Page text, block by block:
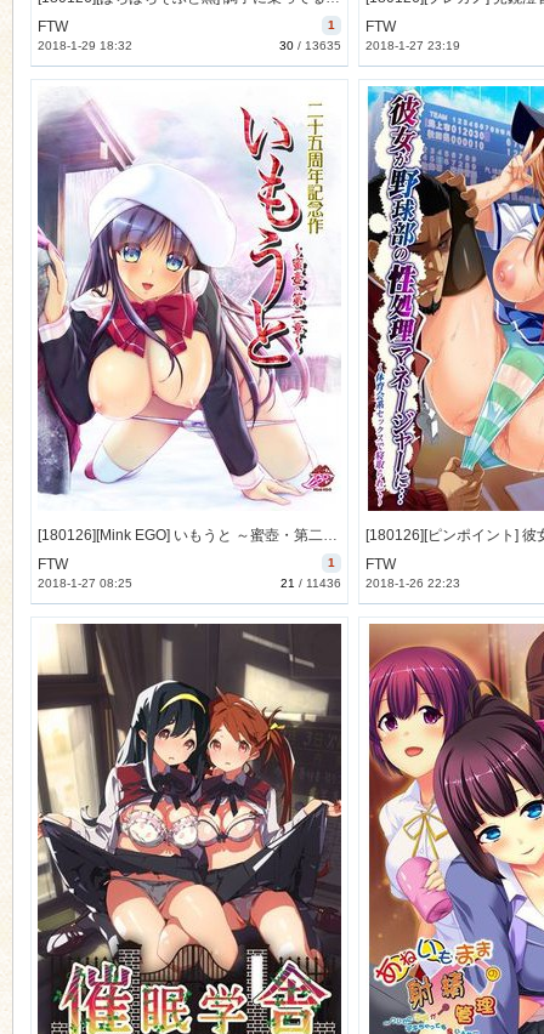
1
FTW
30/ 13635
2018-1-29 18:32
FTW
2018-1-27 23:19
[180126][Mink EGO] いもうと ～蜜壺・第二章～ [355M Lossless/50M JPG] [975995]
1
FTW
21 / 11436
2018-1-27 08:25
FTW
2018-1-26 22:23